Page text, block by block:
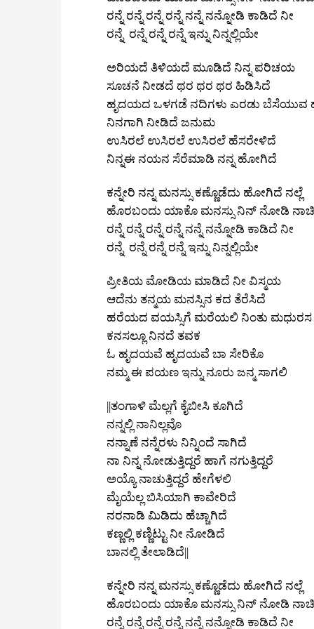
ರನ್ನೆ ರನ್ನೆ ರನ್ನೆ ರನ್ನೆ ನನ್ನೆ ನನ್ನೋಡಿ ಕಾಡಿದೆ ನೀ
ರನ್ನೆ ರನ್ನೆ ರನ್ನೆ ರನ್ನೆ ಇನ್ನು ನಿನ್ನಲ್ಲಿಯೇ
ಅರಿಯದೆ ತಿಳಿಯದೆ ಮೂಡಿದೆ ನಿನ್ನ ಪರಿಚಯ
ಸೂಚನೆ ನೀಡದೆ ಥರ ಥರ ಥರ ಹಿಡಿಸಿದೆ
ಹೃದಯದ ಒಳಗಡೆ ನದಿಗಳು ಎರಡು ಬೆಸೆಯುವ
ನಿನಗಾಗಿ ನೀಡಿದೆ ಜನುಮ
ಉಸಿರಲೆ ಉಸಿರಲೆ ಉಸಿರಲೆ ಹೆಸರೇಳಿದೆ
ನಿನ್ನಈ ನಯನ ಸೆರೆಮಾಡಿ ನನ್ನ ಹೋಗಿದೆ
ಕನ್ನೇರಿ ನನ್ನ ಮನಸ್ಸು ಕಣ್ಣೊಡೆದು ಹೋಗಿದೆ ನಲ್ಲೆ
ಹೊರಬಂದು ಯಾಕೊ ಮನಸ್ಸು ನಿನ್‌ ನೋಡಿ
ರನ್ನೆ ರನ್ನೆ ರನ್ನೆ ರನ್ನೆ ನನ್ನೆ ನನ್ನೋಡಿ ಕಾಡಿದೆ ನೀ
ರನ್ನೆ ರನ್ನೆ ರನ್ನೆ ರನ್ನೆ ಇನ್ನು ನಿನ್ನಲ್ಲಿಯೇ
ಪ್ರೀತಿಯ ಮೋಡಿಯ ಮಾಡಿದೆ ನೀ ವಿಸ್ಮಯ
ಆದೆನು ತನ್ಮಯ ಮನಸ್ಸಿನ ಕದ ತೆರೆಸಿದೆ
ಹರೆಯದ ವಯಸ್ಸಿಗೆ ಮರೆಯಲಿ ನಿಂತು ಮಧುರಸ
ಕನಸಲ್ಲೂ ನಿನದೆ ತವಕ
ಓ ಹೃದಯವೆ ಹೃದಯವೆ ಬಾ ಸೇರಿಕೊ
ನಮ್ಮ ಈ ಪಯಣ ಇನ್ನು ನೂರು ಜನ್ಮ ಸಾಗಲಿ
||ತಂಗಾಳಿ ಮೆಲ್ಲಗೆ ಕೈಬೀಸಿ ಕೂಗಿದೆ
ನನ್ನಲ್ಲಿ ನಾನಿಲ್ಲವೊ
ನನ್ನಾಣೆ ನನ್ನೆರಳು ನಿನ್ನಿಂದೆ ಸಾಗಿದೆ
ನಾ ನಿನ್ನ ನೋಡುತ್ತಿದ್ದರೆ ಹಾಗೆ ನಗುತ್ತಿದ್ದರೆ
ಅಯ್ಯೊ ನಾಚುತ್ತಿದ್ದರೆ ಹೇಗೆಳಲಿ
ಮೈಯೆಲ್ಲ ಬಿಸಿಯಾಗಿ ಕಾವೇರಿದೆ
ನರನಾಡಿ ಮಿಡಿದು ಹೆಚ್ಚಾಗಿದೆ
ಕಣ್ಣಲ್ಲಿ ಕಣ್ಣಿಟ್ಟು ನೀ ನೋಡಿದೆ
ಬಾನಲ್ಲಿ ತೇಲಾಡಿದೆ||
ಕನ್ನೇರಿ ನನ್ನ ಮನಸ್ಸು ಕಣ್ಣೊಡೆದು ಹೋಗಿದೆ ನಲ್ಲೆ
ಹೊರಬಂದು ಯಾಕೊ ಮನಸ್ಸು ನಿನ್‌ ನೋಡಿ
ರನ್ನೆ ರನ್ನೆ ರನ್ನೆ ರನ್ನೆ ನನ್ನೆ ನನ್ನೋಡಿ ಕಾಡಿದೆ ನೀ